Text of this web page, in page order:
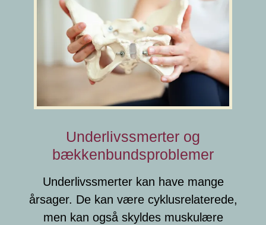
Underlivssmerter og
bækkenbundsproblemer
Underlivssmerter kan have mange
årsager. De kan være cyklusrelaterede,
men kan også skyldes muskulære